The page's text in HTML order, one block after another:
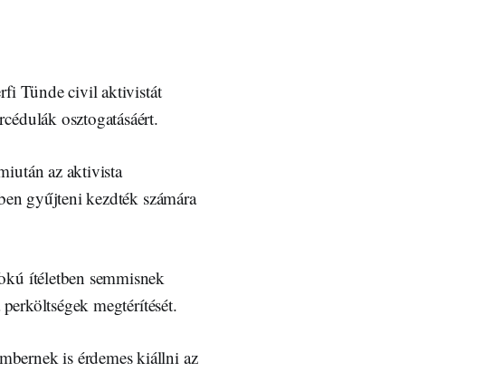
Tünde civil aktivistát
osztogatásáért.
az aktivista
gyűjteni kezdték számára
ítéletben semmisnek
megtérítését.
is érdemes kiállni az